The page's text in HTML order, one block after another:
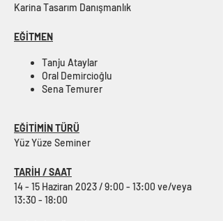
Karina Tasarım Danışmanlık
EĞİTMEN
Tanju Ataylar
Oral Demircioğlu
Sena Temurer
EĞİTİMİN TÜRÜ
Yüz Yüze Seminer
TARİH / SAAT
14 - 15 Haziran 2023 / 9:00 - 13:00 ve/veya
13:30 - 18:00